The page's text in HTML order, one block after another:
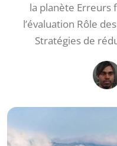
la planète Erreurs
l’évaluation Rôle
Stratégies de